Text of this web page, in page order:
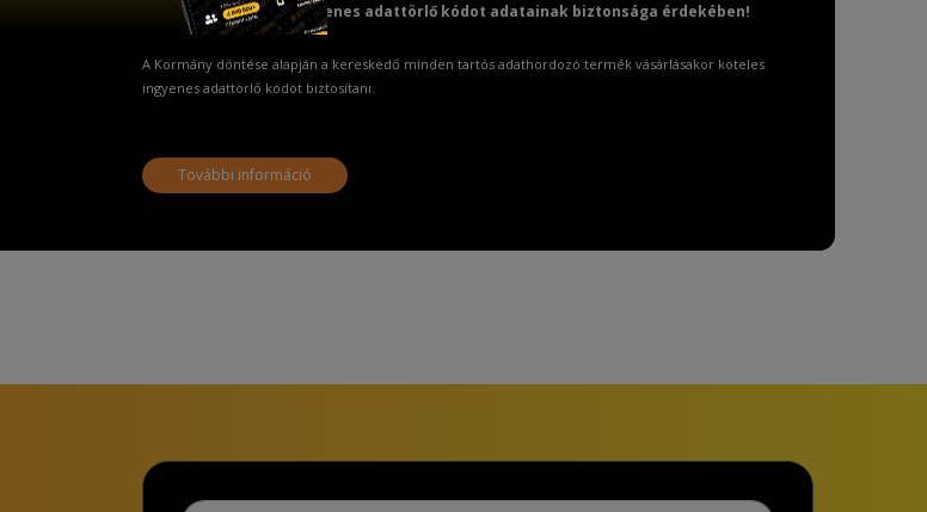
Fizetésnél kérje az ingyenes adattörlő kódot adatainak biztonsága érdekében!
A Kormány döntése alapján a kereskedő minden tartós adathordozó termék vásárlásakor köteles
ingyenes adattörlő kódot biztosítani.
További információ